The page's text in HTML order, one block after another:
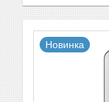
Новинка